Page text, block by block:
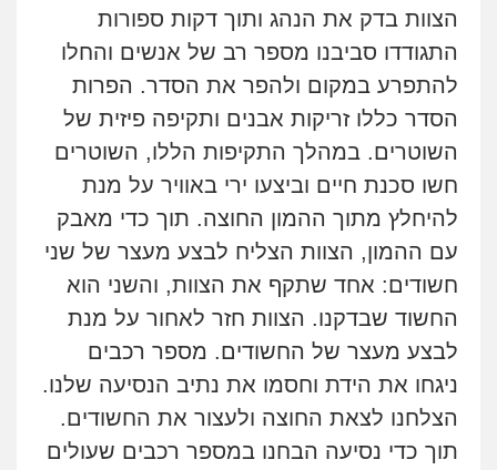
הצוות בדק את הנהג ותוך דקות ספורות
התגודדו סביבנו מספר רב של אנשים והחלו
להתפרע במקום ולהפר את הסדר. הפרות
הסדר כללו זריקות אבנים ותקיפה פיזית של
השוטרים. במהלך התקיפות הללו, השוטרים
חשו סכנת חיים וביצעו ירי באוויר על מנת
להיחלץ מתוך ההמון החוצה. תוך כדי מאבק
עם ההמון, הצוות הצליח לבצע מעצר של שני
חשודים: אחד שתקף את הצוות, והשני הוא
החשוד שבדקנו. הצוות חזר לאחור על מנת
לבצע מעצר של החשודים. מספר רכבים
ניגחו את הידת וחסמו את נתיב הנסיעה שלנו.
הצלחנו לצאת החוצה ולעצור את החשודים.
תוך כדי נסיעה הבחנו במספר רכבים שעולים